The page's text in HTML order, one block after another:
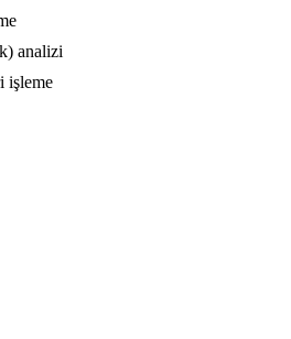
analizi
işleme